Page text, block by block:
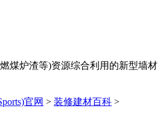
煤炉渣等)资源综合利用的新型墙材
官网 > 装修建材百科 >